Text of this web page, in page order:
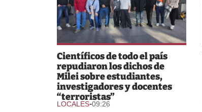
Científicos de todo el país
repudiaron los dichos de
Milei sobre estudiantes,
investigadores y docentes
“terroristas”
LOCALES-09:26